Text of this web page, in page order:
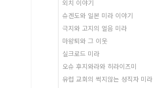
외치 이야기
슈겐도와 일본 미라 이야기
극지와 고지의 얼음 미라
마왕퇴와 그 이웃
실크로드 미라
오슈 후지와라와 히라이즈미
유럽 교회의 썩지않는 성직자 미라